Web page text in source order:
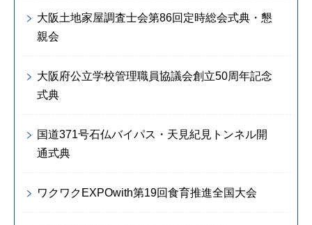
大阪土地家屋調査士会第86回定時総会式典・懇
親会
大阪府公立学校管理職員協議会創立50周年記念
式典
国道371号石仏バイパス・天見紀見トンネル開
通式典
ワクワクEXPOwith第19回食育推進全国大会